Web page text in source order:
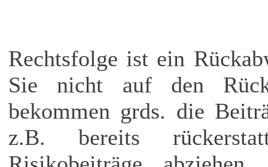
Rechtsfolge ist ein
Sie nicht auf den
bekommen grds. die
z.B. bereits